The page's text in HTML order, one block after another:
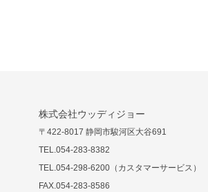
株式会社ウッディジョー
〒422-8017 静岡市駿河区大谷691
TEL.054-283-8382
TEL.054-298-6200（カスタマーサービス）
FAX.054-283-8586